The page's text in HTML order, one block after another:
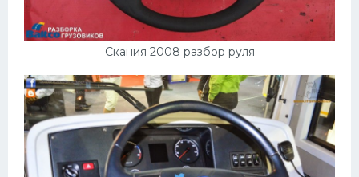
Скания 2008 разбор руля